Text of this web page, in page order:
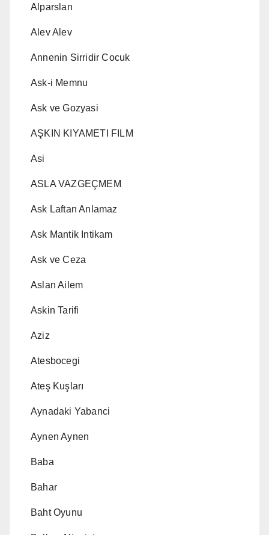
Alparslan
Alev Alev
Annenin Sirridir Cocuk
Ask-i Memnu
Ask ve Gozyasi
AŞKIN KIYAMETI FILM
Asi
ASLA VAZGEÇMEM
Ask Laftan Anlamaz
Ask Mantik Intikam
Ask ve Ceza
Aslan Ailem
Askin Tarifi
Aziz
Atesbocegi
Ateş Kuşları
Aynadaki Yabanci
Aynen Aynen
Baba
Bahar
Baht Oyunu